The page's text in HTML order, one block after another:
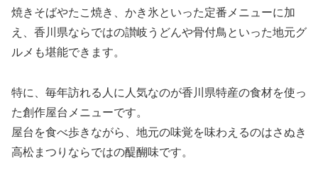
焼きそばやたこ焼き、かき氷といった定番メニューに加
え、香川県ならではの讃岐うどんや骨付鳥といった地元グ
ルメも堪能できます。
特に、毎年訪れる人に人気なのが香川県特産の食材を使っ
た創作屋台メニューです。
屋台を食べ歩きながら、地元の味覚を味わえるのはさぬき
高松まつりならではの醍醐味です。